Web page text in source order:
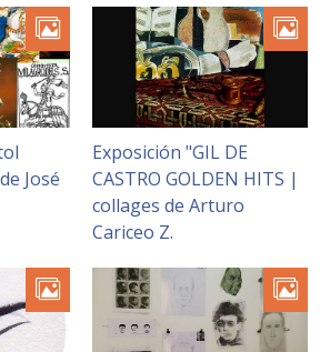
Funcionarias/os
Egresadas/os
José
Exposición "GIL DE
CASTRO GOLDEN HITS |
collages de Arturo
Cariceo Z.